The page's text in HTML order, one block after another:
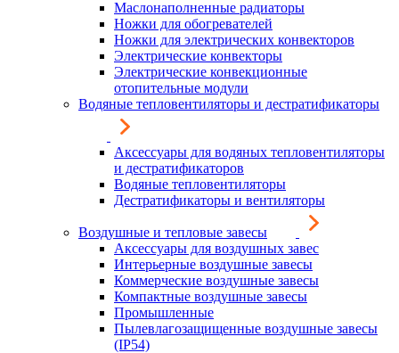
Маслонаполненные радиаторы
Ножки для обогревателей
Ножки для электрических конвекторов
Электрические конвекторы
Электрические конвекционные
отопительные модули
Водяные тепловентиляторы и дестратификаторы
Аксессуары для водяных тепловентиляторы
и дестратификаторов
Водяные тепловентиляторы
Дестратификаторы и вентиляторы
Воздушные и тепловые завесы
Аксессуары для воздушных завес
Интерьерные воздушные завесы
Коммерческие воздушные завесы
Компактные воздушные завесы
Промышленные
Пылевлагозащищенные воздушные завесы
(IP54)